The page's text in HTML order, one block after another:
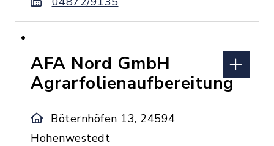
AFA Nord GmbH
Agrarfolienaufbereitung
Böternhöfen 13, 24594
Hohenwestedt